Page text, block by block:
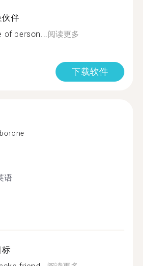
伙伴
person... 阅读更多
下载软件
语
标